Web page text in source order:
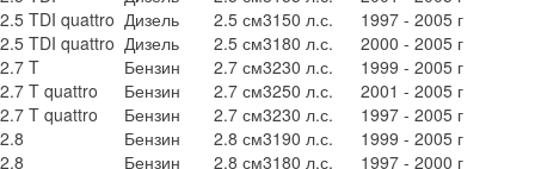
2.5 TDI quattro Дизель 2.5 см3150 л.с.
1997 - 2005 г
2.5 TDI quattro Дизель 2.5 см3180 л.с.
2000 - 2005 г
2.7 T
Бензин 2.7 см3230 л.с.
1999 - 2005 г
2.7 T quattro
Бензин 2.7 см3250 л.с.
2001 - 2005 г
2.7 T quattro
Бензин 2.7 см3230 л.с.
1997 - 2005 г
2.8
Бензин 2.8 см3190 л.с.
1999 - 2005 г
2.8
Бензин 2.8 см3180 л.с.
1997 - 2000 г